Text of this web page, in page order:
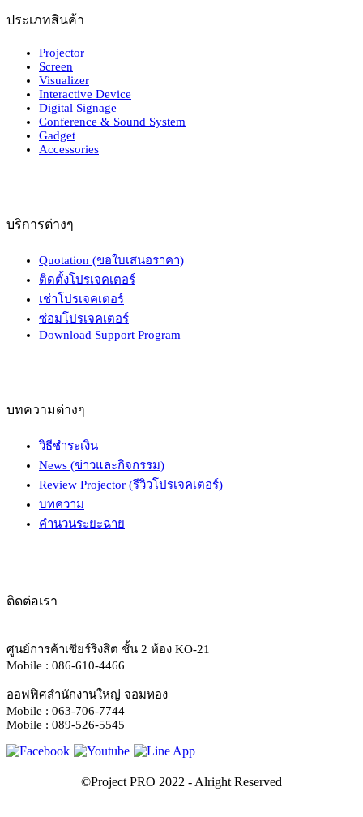
ประเภทสินค้า
Projector
Screen
Visualizer
Interactive Device
Digital Signage
Conference & Sound System
Gadget
Accessories
บริการต่างๆ
Quotation (ขอใบเสนอราคา)
ติดตั้งโปรเจคเตอร์
เช่าโปรเจคเตอร์
ซ่อมโปรเจคเตอร์
Download Support Program
บทความต่างๆ
วิธีชำระเงิน
News (ข่าวและกิจกรรม)
Review Projector (รีวิวโปรเจคเตอร์)
บทความ
คำนวนระยะฉาย
ติดต่อเรา
ศูนย์การค้าเซียร์ริงสิต ชั้น 2 ห้อง KO-21
Mobile : 086-610-4466
ออฟฟิศสำนักงานใหญ่ จอมทอง
Mobile : 063-706-7744
Mobile : 089-526-5545